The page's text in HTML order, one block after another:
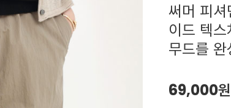
써머 피
이드 텍
무드를
69,000원